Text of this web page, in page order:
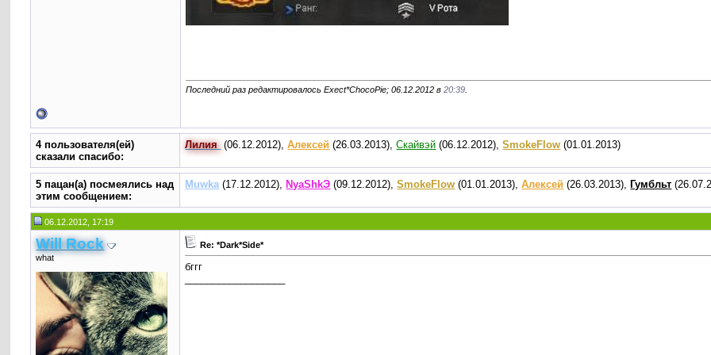
Последний раз редактировалось Exect*ChocoPie; 06.12.2012 в20:39
4 пользователя(ей)
сказали cпасибо:
Лилия (06.12.2012),Алексей (26.03.2013),Скайвэй (06.12.2012),SmokeFlow (01.01.2013)
5 пацан(а) посмеялись над
этим сообщением:
Muwka(17.12.2012), NyaShkЭ (09.12.2012),SmokeFlow (01.01.2013),Алексей (26.03.2013), Гумбльт
06.12.2012, 17:19
Will Rock
what
Re: *Dark*Side*
бггг